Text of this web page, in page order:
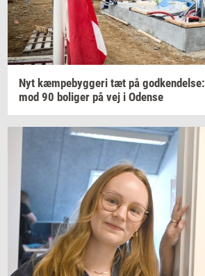
Nyt kæm­pe­byg­ge­ri tæt på god­ken­del­se:
mod 90 bo­li­ger på vej i Oden­se